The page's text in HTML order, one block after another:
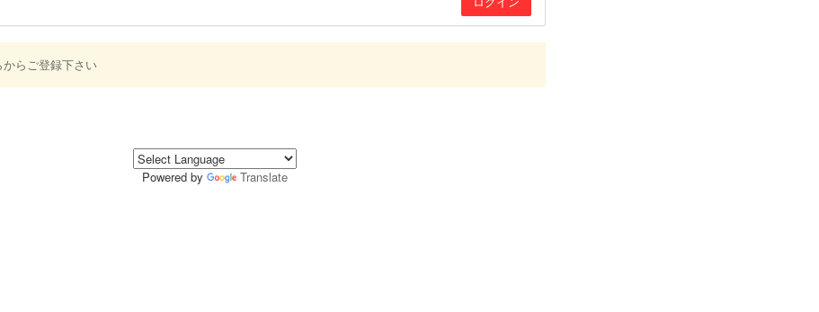
らご登録下さい
Powered by Translate